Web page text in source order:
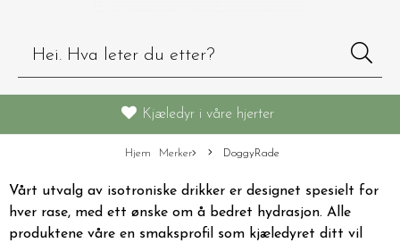
Kjæledyr i våre hjerter
Hjem Merker DoggyRade
Vårt utvalg av isotroniske drikker er designet spesielt for
hver rase, med ett ønske om å bedret hydrasjon. Alle
produktene våre en smaksprofil som kjæledyret ditt vil